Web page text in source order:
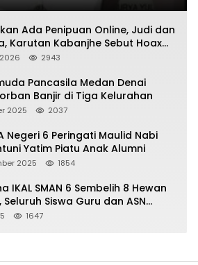
Ada Penipuan Online, Judi dan
Karutan Kabanjhe Sebut Hoax
Tak Beryanggungjawab
2943
Pancasila Medan Denai
Banjir di Tiga Kelurahan
2025 2037
Negeri 6 Peringati Maulid Nabi
Yatim Piatu Anak Alumni
2025 1854
IKAL SMAN 6 Sembelih 8 Hewan
Siswa Guru dan ASN
1647